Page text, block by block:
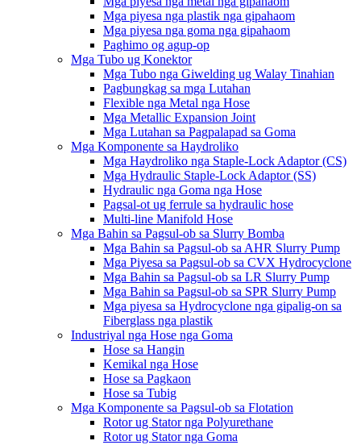
Mga piyesa nga plastik nga gipahaom
Mga piyesa nga goma nga gipahaom
Paghimo og agup-op
Mga Tubo ug Konektor
Mga Tubo nga Giwelding ug Walay Tinahian
Pagbungkag sa mga Lutahan
Flexible nga Metal nga Hose
Mga Metallic Expansion Joint
Mga Lutahan sa Pagpalapad sa Goma
Mga Komponente sa Haydroliko
Mga Haydroliko nga Staple-Lock Adaptor (CS)
Mga Hydraulic Staple-Lock Adaptor (SS)
Hydraulic nga Goma nga Hose
Pagsal-ot ug ferrule sa hydraulic hose
Multi-line Manifold Hose
Mga Bahin sa Pagsul-ob sa Slurry Bomba
Mga Bahin sa Pagsul-ob sa AHR Slurry Pump
Mga Piyesa sa Pagsul-ob sa CVX Hydrocyclone
Mga Bahin sa Pagsul-ob sa LR Slurry Pump
Mga Bahin sa Pagsul-ob sa SPR Slurry Pump
Mga piyesa sa Hydrocyclone nga gipalig-on sa
Fiberglass nga plastik
Industriyal nga Hose nga Goma
Hose sa Hangin
Kemikal nga Hose
Hose sa Pagkaon
Hose sa Tubig
Mga Komponente sa Pagsul-ob sa Flotation
Rotor ug Stator nga Polyurethane
Rotor ug Stator nga Goma